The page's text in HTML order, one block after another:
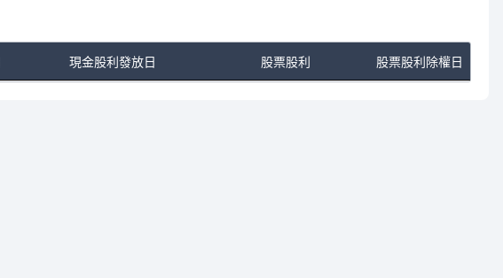
現金股利發放日 股票股利 股票股利除權日